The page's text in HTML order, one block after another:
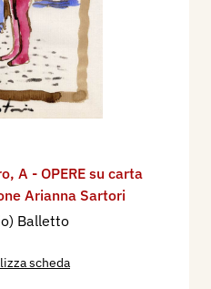
, A - OPERE su carta
Arianna Sartori
Balletto
scheda